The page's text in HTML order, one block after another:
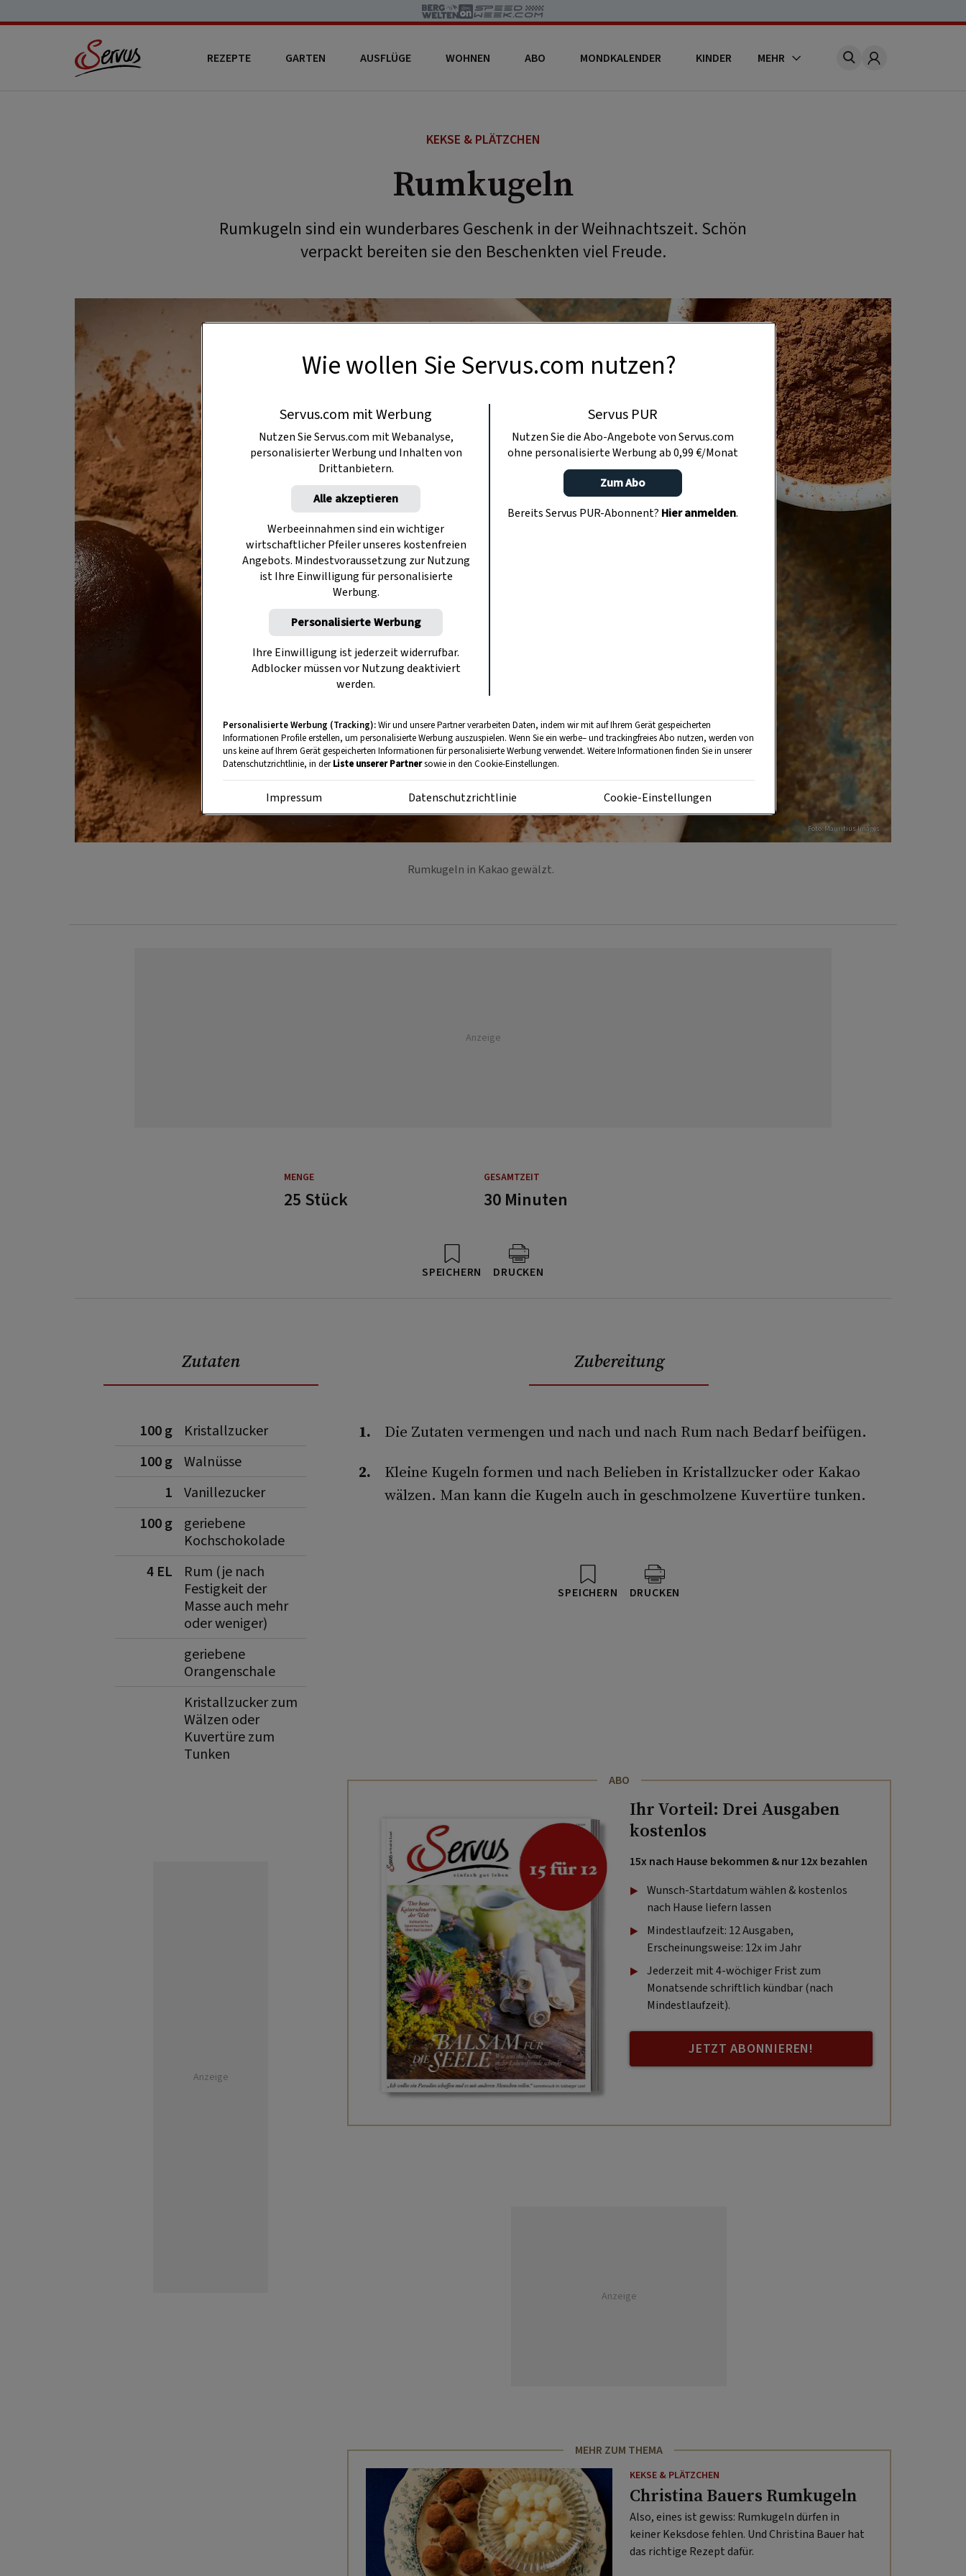
REZEPTE GARTEN AUSFLÜGE WOHNEN ABO MONDKALENDER KINDER MEHR Account
KEKSE & PLÄTZCHEN
Rumkugeln
Rumkugeln sind ein wunderbares Geschenk in der Weihnachtszeit. Schön
verpackt bereiten sie den Beschenkten viel Freude.
Foto: Mauritius Images
Rumkugeln in Kakao gewälzt.
Anzeige
MENGE GESAMTZEIT
25 Stück 30 Minuten
SPEICHERN DRUCKEN
Zutaten
100 g
Kristallzucker
100 g Walnüsse
1
Vanillezucker
100 g
geriebene
Kochschokolade
4 EL
Rum (je nach
Festigkeit der
Masse auch mehr
oder weniger)
geriebene
Orangenschale
Kristallzucker zum
Wälzen oder
Kuvertüre zum
Tunken
Anzeige
Zubereitung
Die Zutaten vermengen und nach und nach Rum nach Bedarf beifügen.
Kleine Kugeln formen und nach Be­lieben in Kristallzucker oder Kakao
wälzen. Man kann die Kugeln auch in geschmolzene Kuvertüre tunken.
SPEICHERN DRUCKEN
ABO
Ihr Vorteil: Drei Ausgaben
kostenlos
15x nach Hause bekommen & nur 12x bezahlen
Wunsch-Startdatum wählen & kostenlos
nach Hause liefern lassen
Mindestlaufzeit: 12 Ausgaben,
Erscheinungsweise: 12x im Jahr
Jederzeit mit 4-wöchiger Frist zum
Monatsende schriftlich kündbar (nach
Mindestlaufzeit).
JETZT ABONNIEREN!
Anzeige
MEHR ZUM THEMA
KEKSE & PLÄTZCHEN
Christina Bauers Rumkugeln
Also, eines ist gewiss: Rumkugeln dürfen in
keiner Keksdose fehlen. Und Christina Bauer hat
das richtige Rezept dafür.
Wie wollen Sie Servus.com nutzen?
Servus.com mit Werbung
Nutzen Sie Servus.com mit Webanalyse,
personalisierter Werbung und Inhalten von
Drittanbietern.
Alle akzeptieren
Werbeeinnahmen sind ein wichtiger
wirtschaftlicher Pfeiler unseres kostenfreien
Angebots. Mindestvoraussetzung zur Nutzung
ist Ihre Einwilligung für personalisierte
Werbung.
Personalisierte Werbung
Ihre Einwilligung ist jederzeit widerrufbar.
Adblocker müssen vor Nutzung deaktiviert
werden.
Servus PUR
Nutzen Sie die Abo-Angebote von Servus.com
ohne personalisierte Werbung ab 0,99 €/Monat
Zum Abo
Bereits Servus PUR-Abonnent? Hier anmelden.
Personalisierte Werbung (Tracking):Wir und unsere Partner verarbeiten Daten, indem wir mit auf Ihrem Gerät gespeicherten
Informationen Profile erstellen, um personalisierte Werbung auszuspielen. Wenn Sie ein werbe– und trackingfreies Abo nutzen, werden von
uns keine auf Ihrem Gerät gespeicherten Informationen für personalisierte Werbung verwendet. Weitere Informationen finden Sie in unserer
Datenschutzrichtlinie, in derListe unserer Partnersowie in den Cookie-Einstellungen.
Impressum Datenschutzrichtlinie Cookie-Einstellungen